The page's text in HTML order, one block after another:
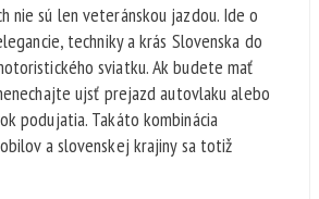
nie sú len veteránskou jazdou. Ide o
techniky a krás Slovenska do
sviatku. Ak budete mať
ujsť prejazd autovlaku alebo
podujatia. Takáto kombinácia
a slovenskej krajiny sa totiž